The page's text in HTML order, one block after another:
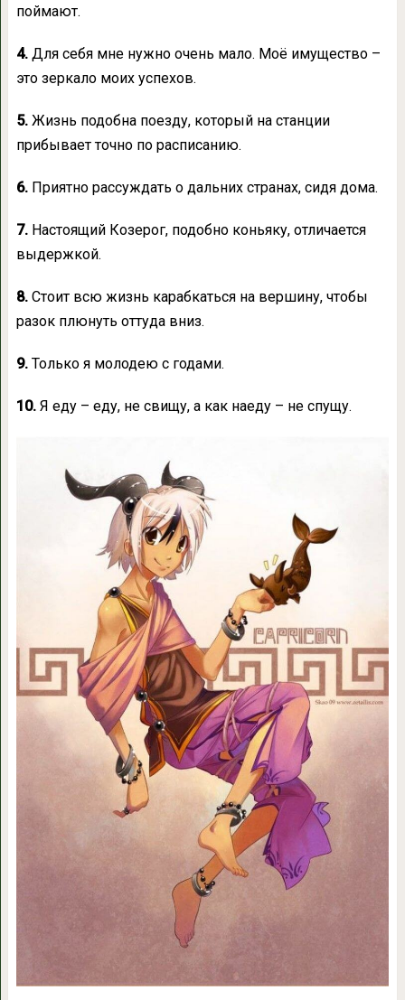
поймают.
4.Для себя мне нужно очень мало. Моё имущество –
это зеркало моих успехов.
5.Жизнь подобна поезду, который на станции
прибывает точно по расписанию.
6.Приятно рассуждать о дальних странах, сидя дома.
7.Настоящий Козерог, подобно коньяку, отличается
выдержкой.
8.Стоит всю жизнь карабкаться на вершину, чтобы
разок плюнуть оттуда вниз.
9.Только я молодею с годами.
10.Я еду – еду, не свищу, а как наеду – не спущу.